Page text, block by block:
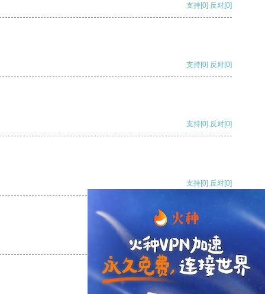
支持[0] 反对[0]
支持[0] 反对[0]
支持[0] 反对[0]
支持[0] 反对[0]
支持[0] 反对